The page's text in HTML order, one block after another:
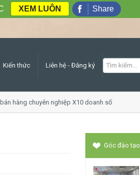
Kiến thức Liên hệ - Đăng ký
chuyên nghiệp X10 doanh số
Góc đào tạo
XEM LUÔN Share